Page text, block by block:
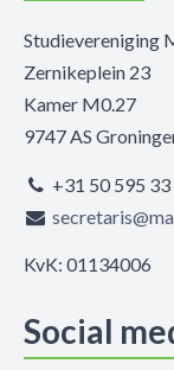
Studievereniging
Zernikeplein 23
Kamer M0.27
9747 AS
+31 50 595 33
KvK: 01134006
Social